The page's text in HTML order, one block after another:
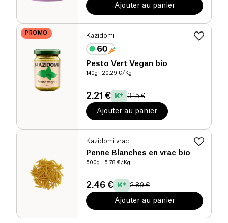
Ajouter au panier
PROMO Kazidomi
Pesto Vert Vegan bio
140g | 20.29 €/Kg
2.21 € 3.15 €
Ajouter au panier
Kazidomi vrac
Penne Blanches en vrac bio
500g | 5.78 €/Kg
2.46 € 2.89 €
Ajouter au panier